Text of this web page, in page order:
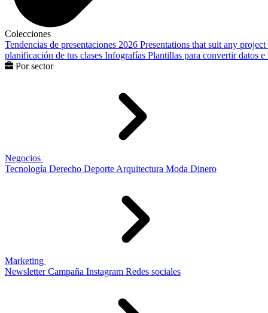
Colecciones
Tendencias de presentaciones 2026 Presentations that suit any project
planificación de tus clases Infografías Plantillas para convertir datos
Por sector
Negocios
Tecnología Derecho Deporte Arquitectura Moda Dinero
Marketing
Newsletter Campaña Instagram Redes sociales